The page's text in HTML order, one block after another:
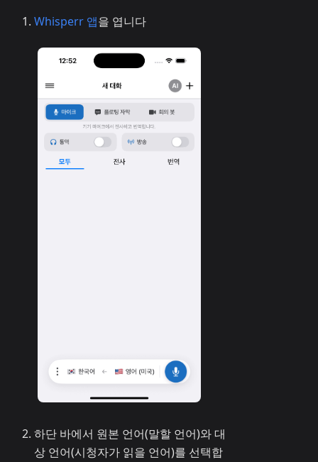
Whisperr 앱을 엽니다
하단 바에서 원본 언어(말할 언어)와 대
상 언어(시청자가 읽을 언어)를 선택합